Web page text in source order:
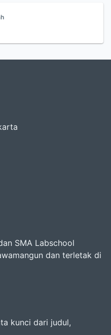
SMA Labschool
dan terletak di
kunci dari judul,